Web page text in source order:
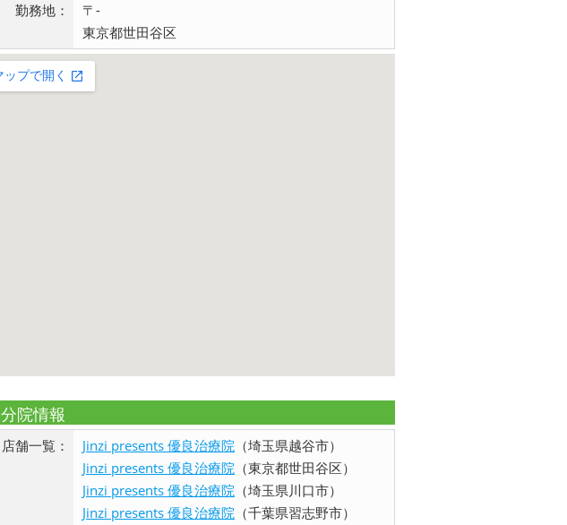
勤務地：
〒-
東京都世田谷区
分院情報
店舗一覧： Jinzi presents 優良治療院 （埼玉県越谷市）
Jinzi presents 優良治療院 （東京都世田谷区）
Jinzi presents 優良治療院 （埼玉県川口市）
Jinzi presents 優良治療院 （千葉県習志野市）